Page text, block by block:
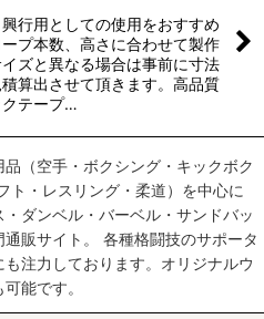
込む
興行用としての使用をおすすめ
プ本数、高さに合わせて製作
ズと異なる場合は事前に寸法
算出させて頂きます。高品質
クテープ…
（空手・ボクシング・キックボク
ト・レスリング・柔道）を中心に
ダンベル・バーベル・サンドバッ
販サイト。 各種格闘技のサポータ
注力しております。オリジナルウ
能です。